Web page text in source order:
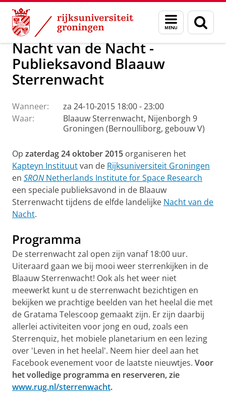
Skip
Content
Skip
Navigation
Menu
en
zoeken
Onderzoek Kapteyn Instituut Agenda en Nieuws
Nacht van de Nacht -
Publieksavond Blaauw
Sterrenwacht
Wanneer:
za 24-10-2015 18:00 - 23:00
Waar:
Blaauw Sterrenwacht, Nijenborgh 9
Groningen (Bernoulliborg, gebouw V)
Op zaterdag 24 oktober 2015 organiseren het
Kapteyn Instituutvan de Rijksuniversiteit Groningen
en SRONNetherlands Institute for Space Research
een speciale publieksavond in de Blaauw
Sterrenwacht tijdens de elfde landelijke Nacht van de
Nacht.
Programma
De sterrenwacht zal open zijn vanaf 18:00 uur.
Uiteraard gaan we bij mooi weer sterrenkijken in de
Blaauw Sterrenwacht! Ook als het weer niet
meewerkt kunt u de sterrenwacht bezichtigen en
bekijken we prachtige beelden van het heelal die met
de Gratama Telescoop gemaakt zijn. Er zijn daarbij
allerlei activiteiten voor jong en oud, zoals een
Sterrenquiz, het mobiele planetarium en een lezing
over 'Leven in het heelal'. Neem hier deel aan het
Facebook evenement voor de laatste nieuwtjes. Voor
het volledige programma en reserveren, zie
www.rug.nl/sterrenwacht.